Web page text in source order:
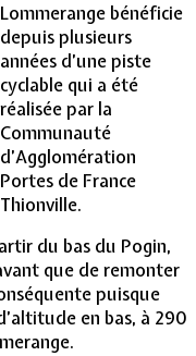
Lommerange bénéficie
depuis plusieurs
années d’une piste
cyclable qui a été
réalisée par la
Communauté
d’Agglomération
Portes de France
Thionville.
du bas du Pogin,
que de remonter
puisque
en bas, à 290